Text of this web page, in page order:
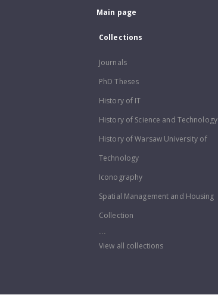
Main page
Collections
Journals
PhD Theses
History of IT
History of Science and Technology
History of Warsaw University of
Technology
Iconography
Spatial Management and Housing
Collection
...
View all collections